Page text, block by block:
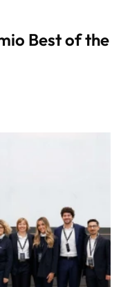
Best of the